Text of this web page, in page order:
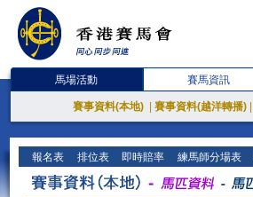
馬場活動 賽馬資訊
賽事資料(本地) 賽事資料(越洋轉播)
報名表 排位表 即時賠率 練馬師分場表